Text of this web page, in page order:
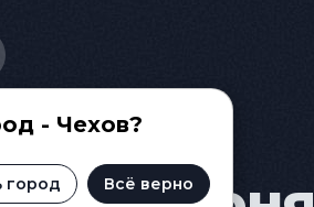
- Чехов?
город Всё верно